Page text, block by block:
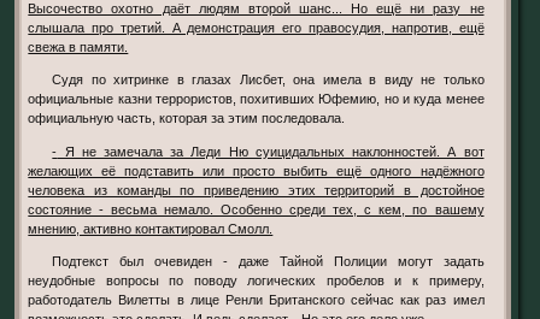
Высочество охотно даёт людям второй шанс... Но ещё ни разу не
слышала про третий. А демонстрация его правосудия, напротив, ещё
свежа в памяти.
Судя по хитринке в глазах Лисбет, она имела в виду не только
официальные казни террористов, похитивших Юфемию, но и куда менее
официальную часть, которая за этим последовала.
- Я не замечала за Леди Ню суицидальных наклонностей. А вот
желающих её подставить или просто выбить ещё одного надёжного
человека из команды по приведению этих территорий в достойное
состояние - весьма немало. Особенно среди тех, с кем, по вашему
мнению, активно контактировал Смолл.
Подтекст был очевиден - даже Тайной Полиции могут задать
неудобные вопросы по поводу логических пробелов и к примеру,
работодатель Вилетты в лице Ренли Британского сейчас как раз имел